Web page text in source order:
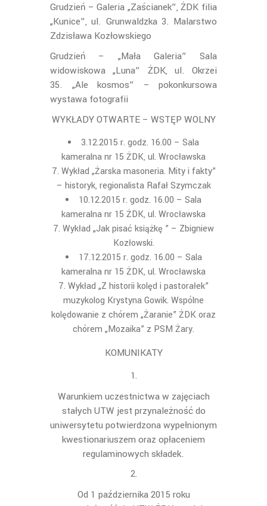
Grudzień – Galeria „Zaścianek”, ŻDK filia
„Kunice”, ul. Grunwaldzka 3. Malarstwo
Zdzisława Kozłowskiego
Grudzień – „Mała Galeria” Sala
widowiskowa „Luna” ŻDK, ul. Okrzei
35. „Ale kosmos” – pokonkursowa
wystawa fotografii
WYKŁADY OTWARTE – WSTĘP WOLNY
3.12.2015 r. godz. 16.00 – Sala
kameralna nr 15 ŻDK, ul. Wrocławska
7. Wykład „Żarska masoneria. Mity i fakty”
– historyk, regionalista Rafał Szymczak
10.12.2015 r. godz. 16.00 – Sala
kameralna nr 15 ŻDK, ul. Wrocławska
7. Wykład „Jak pisać książkę ” – Zbigniew
Kozłowski.
17.12.2015 r. godz. 16.00 – Sala
kameralna nr 15 ŻDK, ul. Wrocławska
7. Wykład „Z historii kolęd i pastorałek”
muzykolog Krystyna Gowik. Wspólne
kolędowanie z chórem „Żaranie” ŻDK oraz
chórem „Mozaika” z PSM Żary.
KOMUNIKATY
Warunkiem uczestnictwa w zajęciach
stałych UTW jest przynależność do
uniwersytetu potwierdzona wypełnionym
kwestionariuszem oraz opłaceniem
regulaminowych składek.
Od 1 października 2015 roku